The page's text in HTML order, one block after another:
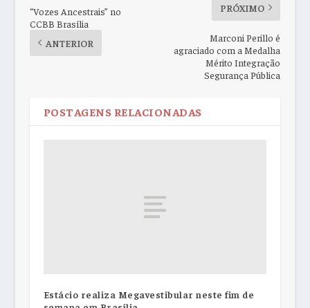
“Vozes Ancestrais” no
CCBB Brasília
ANTERIOR
PRÓXIMO
Marconi Perillo é
agraciado com a Medalha
Mérito Integração
Segurança Pública
POSTAGENS RELACIONADAS
Estácio realiza Megavestibular neste fim de